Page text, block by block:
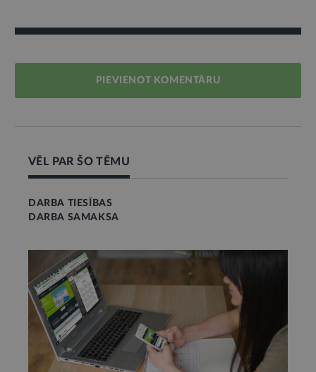
PIEVIENOT KOMENTĀRU
VĒL PAR ŠO TĒMU
DARBA TIESĪBAS
DARBA SAMAKSA